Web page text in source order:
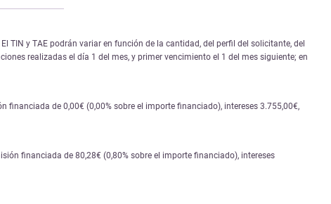
TIN y TAE podrán variar en función de la cantidad, del perfil del solicitante, del
realizadas el día 1 del mes, y primer vencimiento el 1 del mes siguiente; en
de 0,00€ (0,00% sobre el importe financiado), intereses 3.755,00€,
financiada de 80,28€ (0,80% sobre el importe financiado), intereses